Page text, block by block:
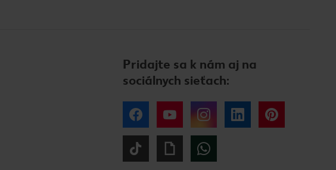
Pridajte sa k nám aj na
sociálnych sieťach:
Facebook YouTube Instagram LinkedIn
Tiktok Giphy